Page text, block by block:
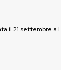
il 21 settembre a